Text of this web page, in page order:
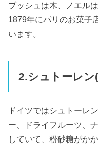
ブッシュは木、ノエル
1879年にパリのお菓子
います。
2.シュトーレン
ドイツではシュトーレ
ー、ドライフルーツ、
していて、粉砂糖がか